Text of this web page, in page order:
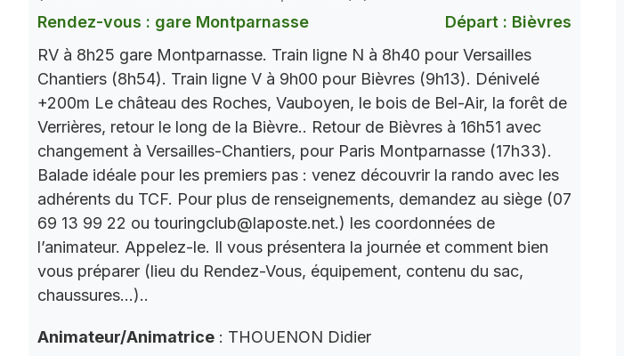
Rendez-vous : gare Montparnasse
Départ : Bièvres
RV à 8h25 gare Montparnasse. Train ligne N à 8h40 pour Versailles
Chantiers (8h54). Train ligne V à 9h00 pour Bièvres (9h13). Dénivelé
+200m Le château des Roches, Vauboyen, le bois de Bel-Air, la forêt de
Verrières, retour le long de la Bièvre.. Retour de Bièvres à 16h51 avec
changement à Versailles-Chantiers, pour Paris Montparnasse (17h33).
Balade idéale pour les premiers pas : venez découvrir la rando avec les
adhérents du TCF. Pour plus de renseignements, demandez au siège (07
69 13 99 22 ou touringclub@laposte.net.) les coordonnées de
l’animateur. Appelez-le. Il vous présentera la journée et comment bien
vous préparer (lieu du Rendez-Vous, équipement, contenu du sac,
chaussures…)..
Animateur/Animatrice : THOUENON Didier